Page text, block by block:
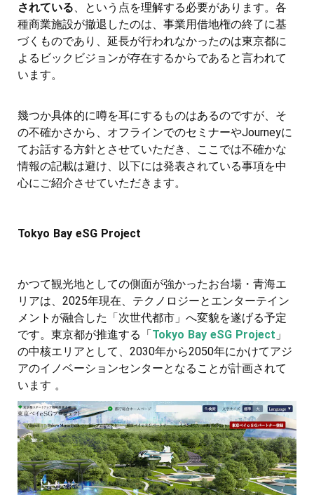
されている、という点を理解する必要があります。各
種商業施設が撤退したのは、事業用借地権の終了に基
づくものであり、延長が行われなかったのは東京都に
よるビックビジョンが存在するからであると言われて
います。
幾つか具体的に噂を耳にするものはあるのですが、そ
の不確かさから、オフラインでのセミナーやJourneyに
てお話する方針とさせていただき、ここでは不確かな
情報の記載は避け、以下には発表されている事項を中
心にご紹介させていただきます。
Tokyo Bay eSG Project
かつて観光地としての側面が強かったお台場・青海エ
リアは、2025年現在、テクノロジーとエンターテイン
メントが融合した「次世代都市」へ変貌を遂げる予定
です。東京都が推進する「 Tokyo Bay eSG Project 」
の中核エリアとして、2030年から2050年にかけてアジ
アのイノベーションセンターとなることが計画されて
います 。